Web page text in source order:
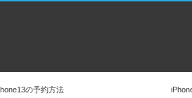
の予約方法